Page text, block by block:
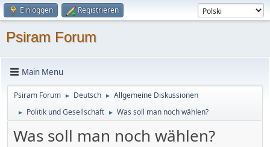
Einloggen Registrieren
Psiram Forum
Main Menu
Psiram Forum ► Deutsch ► Allgemeine Diskussionen
► Politik und Gesellschaft ► Was soll man noch wählen?
Was soll man noch wählen?